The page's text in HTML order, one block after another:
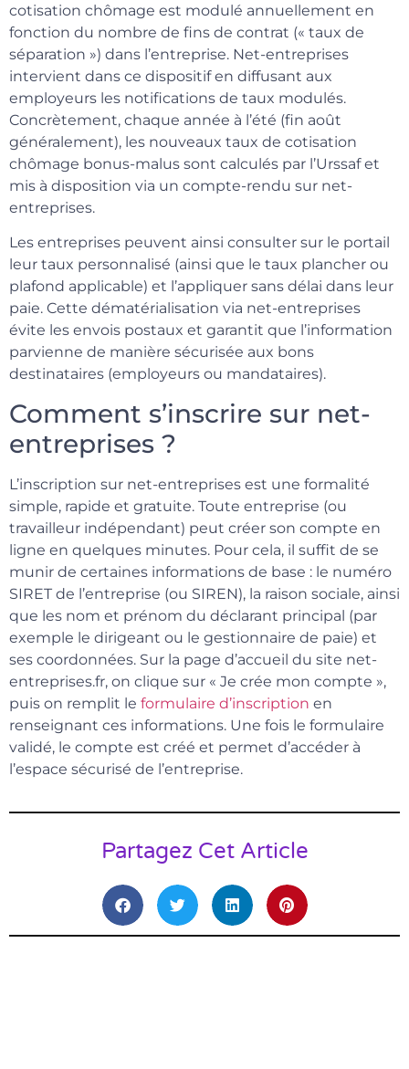
cotisation chômage est modulé annuellement en
fonction du nombre de fins de contrat (« taux de
séparation ») dans l’entreprise. Net-entreprises
intervient dans ce dispositif en diffusant aux
employeurs les notifications de taux modulés.
Concrètement, chaque année à l’été (fin août
généralement), les nouveaux taux de cotisation
chômage bonus-malus sont calculés par l’Urssaf et
mis à disposition via un compte-rendu sur net-
entreprises.
Les entreprises peuvent ainsi consulter sur le portail
leur taux personnalisé (ainsi que le taux plancher ou
plafond applicable) et l’appliquer sans délai dans leur
paie. Cette dématérialisation via net-entreprises
évite les envois postaux et garantit que l’information
parvienne de manière sécurisée aux bons
destinataires (employeurs ou mandataires).
Comment s’inscrire sur net-
entreprises ?
L’inscription sur net-entreprises est une formalité
simple, rapide et gratuite. Toute entreprise (ou
travailleur indépendant) peut créer son compte en
ligne en quelques minutes. Pour cela, il suffit de se
munir de certaines informations de base : le numéro
SIRET de l’entreprise (ou SIREN), la raison sociale, ainsi
que les nom et prénom du déclarant principal (par
exemple le dirigeant ou le gestionnaire de paie) et
ses coordonnées. Sur la page d’accueil du site net-
entreprises.fr, on clique sur « Je crée mon compte »,
puis on remplit le formulaire d’inscription en
renseignant ces informations. Une fois le formulaire
validé, le compte est créé et permet d’accéder à
l’espace sécurisé de l’entreprise.
Partagez Cet Article